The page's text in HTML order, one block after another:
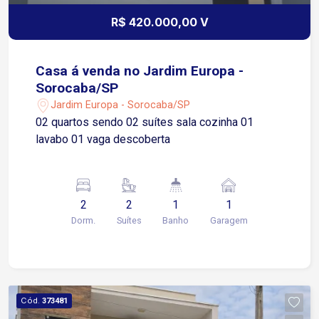
R$ 420.000,00 V
Casa á venda no Jardim Europa -
Sorocaba/SP
Jardim Europa - Sorocaba/SP
02 quartos sendo 02 suítes sala cozinha 01
lavabo 01 vaga descoberta
2
Dorm.
2
Suítes
1
Banho
1
Garagem
Cód. 373481